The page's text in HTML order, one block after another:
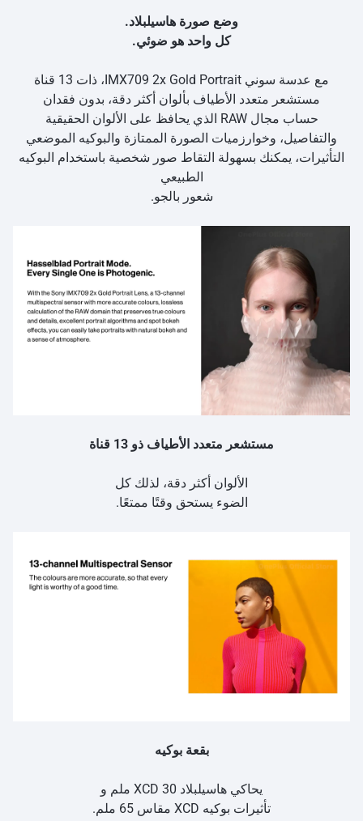
وضع صورة هاسيلبلاد.
كل واحد هو ضوئي.
مع عدسة سوني IMX709 2x Gold Portrait، ذات 13 قناة
مستشعر متعدد الأطياف بألوان أكثر دقة، بدون فقدان
حساب مجال RAW الذي يحافظ على الألوان الحقيقية
والتفاصيل، وخوارزميات الصورة الممتازة والبوكيه الموضعي
التأثيرات، يمكنك بسهولة التقاط صور شخصية باستخدام البوكيه
الطبيعي
شعور بالجو.
مستشعر متعدد الأطياف ذو 13 قناة
الألوان أكثر دقة، لذلك كل
الضوء يستحق وقتًا ممتعًا.
بقعة بوكيه
يحاكي هاسيلبلاد XCD 30 ملم و
تأثيرات بوكيه XCD مقاس 65 ملم.